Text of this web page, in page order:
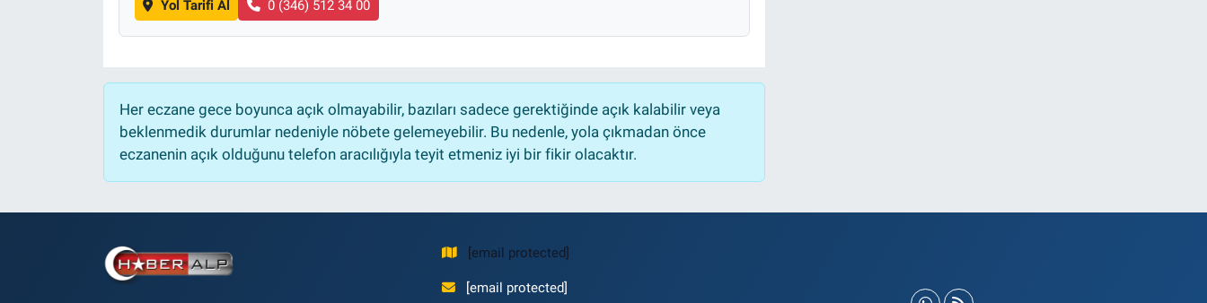
Yol Tarifi Al 0 (346) 512 34 00
Her eczane gece boyunca açık olmayabilir, bazıları sadece gerektiğinde açık kalabilir veya
beklenmedik durumlar nedeniyle nöbete gelemeyebilir. Bu nedenle, yola çıkmadan önce
eczanenin açık olduğunu telefon aracılığıyla teyit etmeniz iyi bir fikir olacaktır.
[email protected]
[email protected]